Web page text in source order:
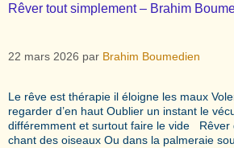
Rêver tout simplement – Brahim
22 mars 2026 par Brahim Boumedien
Le rêve est thérapie il éloigne les maux
regarder d’en haut Oublier un instant le
différemment et surtout faire le vide Rêver
chant des oiseaux Ou dans la palmeraie